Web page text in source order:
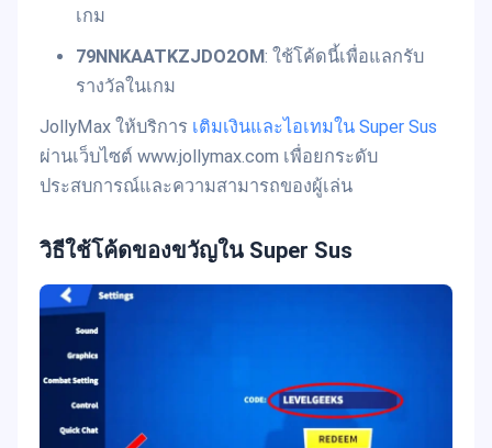
เกม
79NNKAATKZJDO2OM: ใช้โค้ดนี้เพื่อแลกรับ
รางวัลในเกม
JollyMax ให้บริการ เติมเงินและไอเทมใน Super Sus
ผ่านเว็บไซต์ www.jollymax.com เพื่อยกระดับ
ประสบการณ์และความสามารถของผู้เล่น
วิธีใช้โค้ดของขวัญใน Super Sus